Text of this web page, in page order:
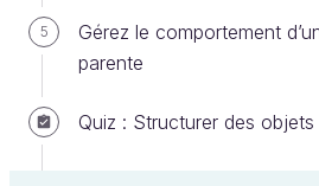
5
Gérez le comportement
parente
Quiz : Structurer des objets